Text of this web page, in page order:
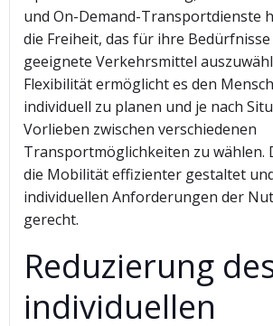
und On-Demand-Transportdienste
die Freiheit, das für ihre
geeignete Verkehrsmittel
Flexibilität ermöglicht es den
individuell zu planen und je nach
Vorlieben zwischen verschiedenen
Transportmöglichkeiten zu wählen.
die Mobilität effizienter gestaltet
individuellen Anforderungen der
gerecht.
Reduzierung
individuellen